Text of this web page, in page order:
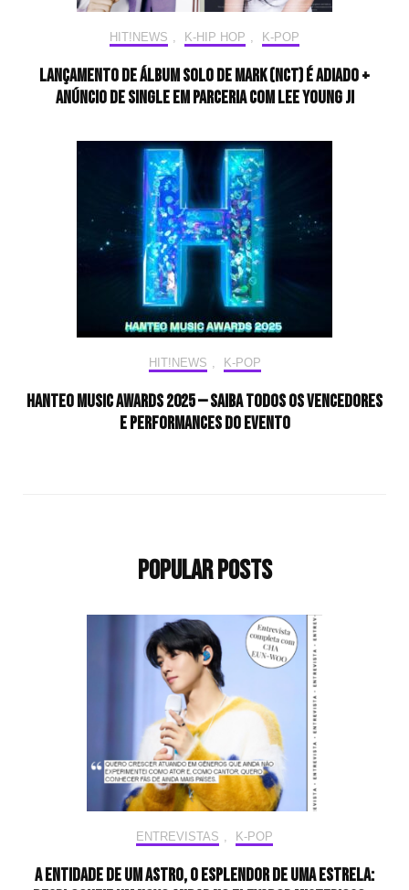
HIT!NEWS , K-HIP HOP , K-POP
Lançamento de álbum solo de MARK (NCT) é adiado +
anúncio de single em parceria com Lee Young Ji
HIT!NEWS , K-POP
Hanteo Music Awards 2025 — Saiba todos os vencedores
e performances do evento
Popular Posts
ENTREVISTAS , K-POP
A entidade de um astro, o esplendor de uma estrela: